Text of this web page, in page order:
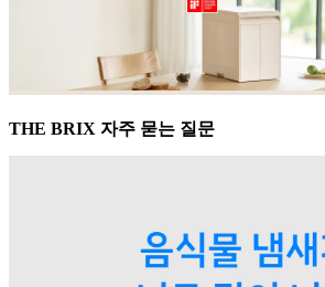
THE BRIX 자주 묻는 질문